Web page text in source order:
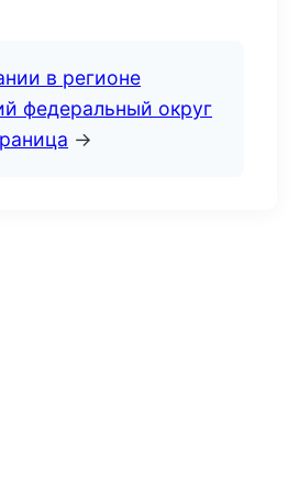
в регионе
федеральный округ
→